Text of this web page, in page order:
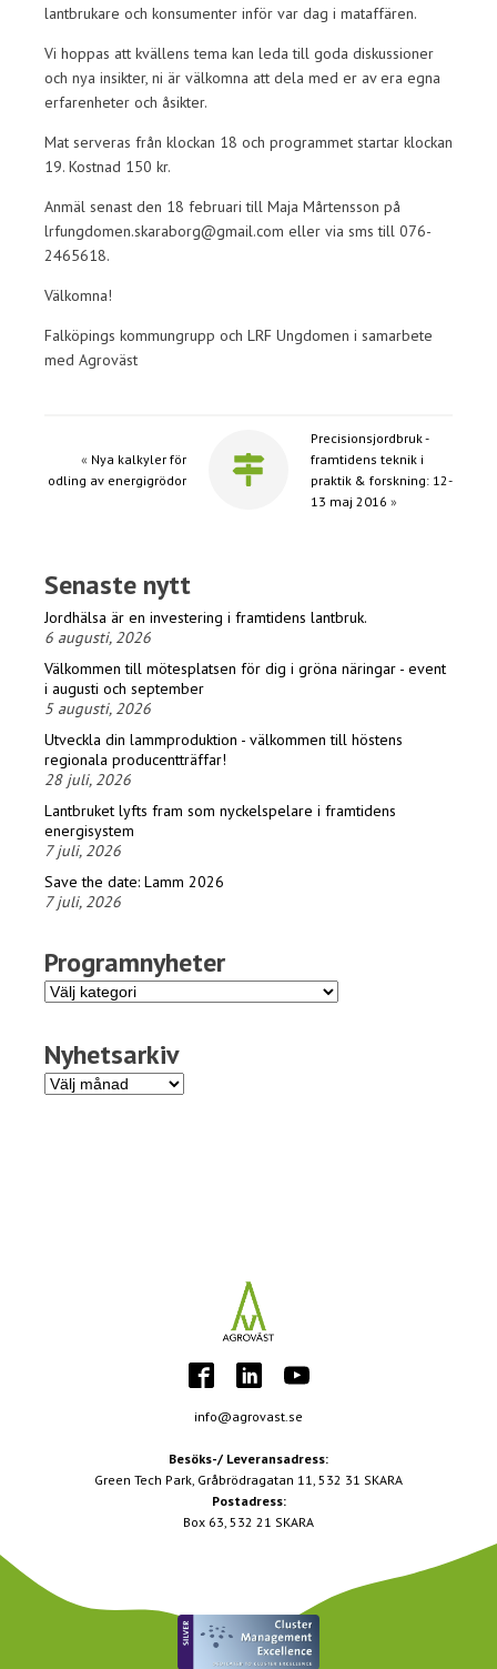
lantbrukare och konsumenter inför var dag i mataffären.
Vi hoppas att kvällens tema kan leda till goda diskussioner
och nya insikter, ni är välkomna att dela med er av era egna
erfarenheter och åsikter.
Mat serveras från klockan 18 och programmet startar klockan
19. Kostnad 150 kr.
Anmäl senast den 18 februari till Maja Mårtensson på
lrfungdomen.skaraborg@gmail.com eller via sms till 076-
2465618.
Välkomna!
Falköpings kommungrupp och LRF Ungdomen i samarbete
med Agroväst
« Nya kalkyler för
odling av energigrödor
Precisionsjordbruk -
framtidens teknik i
praktik & forskning: 12-
13 maj 2016 »
Senaste nytt
Jordhälsa är en investering i framtidens lantbruk.
6 augusti, 2026
Välkommen till mötesplatsen för dig i gröna näringar - event
i augusti och september
5 augusti, 2026
Utveckla din lammproduktion - välkommen till höstens
regionala producentträffar!
28 juli, 2026
Lantbruket lyfts fram som nyckelspelare i framtidens
energisystem
7 juli, 2026
Save the date: Lamm 2026
7 juli, 2026
Programnyheter
Programnyheter
Nyhetsarkiv
Nyhetsarkiv
info@agrovast.se
Besöks-/ Leveransadress:
Green Tech Park, Gråbrödragatan 11, 532 31 SKARA
Postadress:
Box 63, 532 21 SKARA